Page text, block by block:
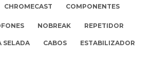
CHROMECAST COMPONENTES
NOBREAK REPETIDOR
SELADA CABOS ESTABILIZADOR